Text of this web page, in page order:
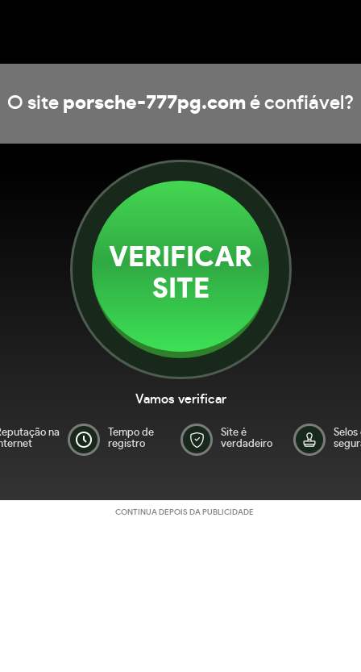
O site porsche-777pg.com é confiável?
VERIFICAR
SITE
Vamos verificar
na
Tempo de
registro
Site é
verdadeiro
Selos
CONTINUA DEPOIS DA PUBLICIDADE